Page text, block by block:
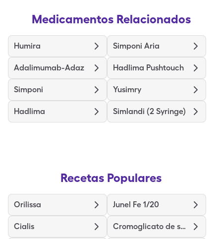
Medicamentos Relacionados
Humira Simponi Aria
Adalimumab-Adaz Hadlima Pushtouch
Simponi Yusimry
Hadlima Simlandi (2 Syringe)
Recetas Populares
Orilissa Junel Fe 1/20
Cialis Cromoglicato de sodio